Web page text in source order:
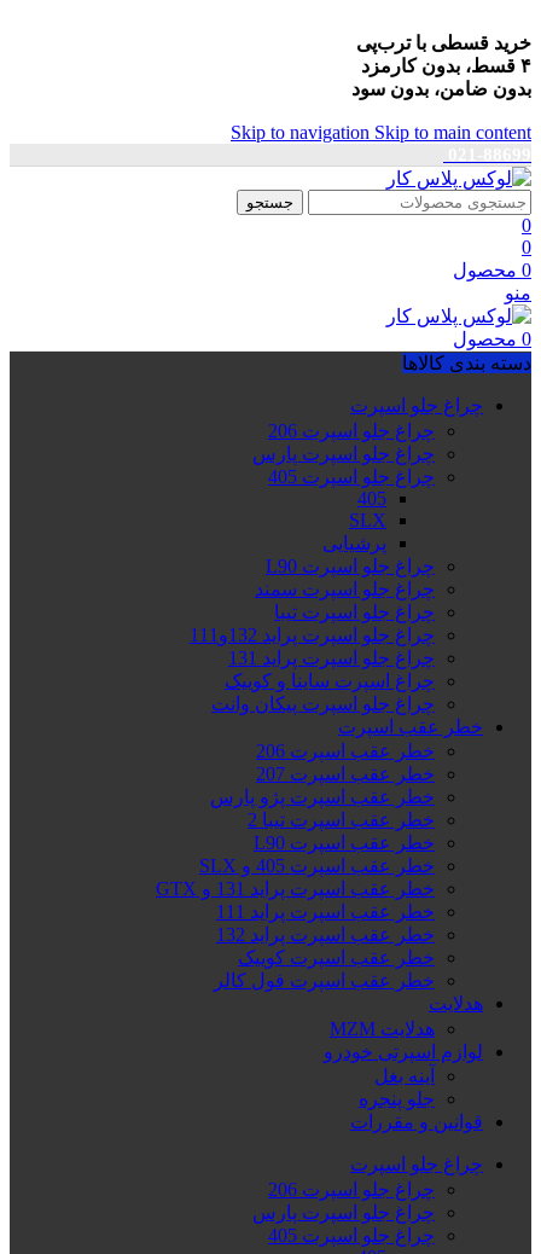
خرید قسطی با ترب‌پی
۴ قسط، بدون کارمزد
بدون ضامن، بدون سود
Skip to navigation Skip to main content
جستجو
0
0
0 محصول
منو
0 محصول
دسته بندی کالاها
چراغ جلو اسپرت
چراغ جلو اسپرت 206
چراغ جلو اسپرت پارس
چراغ جلو اسپرت 405
405
SLX
پرشیایی
چراغ جلو اسپرت L90
چراغ جلو اسپرت سمند
چراغ جلو اسپرت تیبا
چراغ جلو اسپرت پراید 132و111
چراغ جلو اسپرت پراید 131
چراغ اسپرت ساینا و کوییک
چراغ جلو اسپرت پیکان وانت
خطر عقب اسپرت
خطر عقب اسپرت 206
خطر عقب اسپرت 207
خطر عقب اسپرت پژو پارس
خطر عقب اسپرت تیبا 2
خطر عقب اسپرت L90
خطر عقب اسپرت 405 و SLX
خطر عقب اسپرت پراید 131 و GTX
خطر عقب اسپرت پراید 111
خطر عقب اسپرت پراید 132
خطر عقب اسپرت کوییک
خطر عقب اسپرت فول کالر
هدلایت
هدلایت MZM
لوازم اسپرتی خودرو
آینه بغل
جلو پنجره
قوانین و مقررات
چراغ جلو اسپرت
چراغ جلو اسپرت 206
چراغ جلو اسپرت پارس
چراغ جلو اسپرت 405